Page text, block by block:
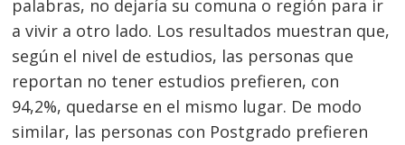
palabras, no dejaría su comuna o región para ir
a vivir a otro lado. Los resultados muestran que,
según el nivel de estudios, las personas que
reportan no tener estudios prefieren, con
94,2%, quedarse en el mismo lugar. De modo
similar, las personas con Postgrado prefieren